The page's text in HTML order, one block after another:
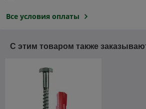
Все условия оплаты
С этим товаром также